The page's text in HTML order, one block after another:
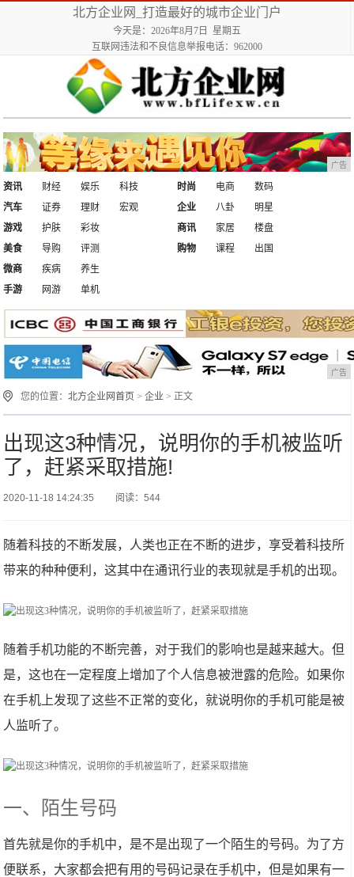
北方企业网_打造最好的城市企业门户
今天是：2026年8月7日 星期五
互联网违法和不良信息举报电话：962000
广告
资讯 财经 娱乐
科技
汽车
证券 理财 宏观
时尚 电商
数码
企业
八卦
明星
游戏
护肤
彩妆
美食
导购 评测
商讯 家居
楼盘
购物
课程
出国
微商
疾病
养生
手游
网游 单机
广告
您的位置：北方企业网首页 >企业 > 正文
出现这3种情况，说明你的手机被监听
了，赶紧采取措施!
2020-11-18 14:24:35 阅读：544
随着科技的不断发展，人类也正在不断的进步，享受着科技所
带来的种种便利，这其中在通讯行业的表现就是手机的出现。
随着手机功能的不断完善，对于我们的影响也是越来越大。但
是，这也在一定程度上增加了个人信息被泄露的危险。如果你
在手机上发现了这些不正常的变化，就说明你的手机可能是被
人监听了。
一、陌生号码
首先就是你的手机中，是不是出现了一个陌生的号码。为了方
便联系，大家都会把有用的号码记录在手机中，但是如果有一